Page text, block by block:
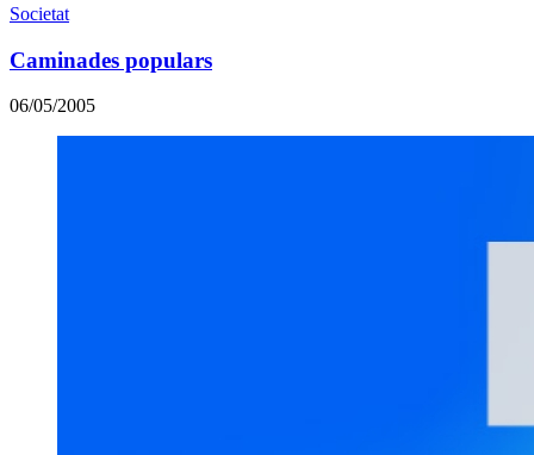
Societat
Caminades populars
06/05/2005